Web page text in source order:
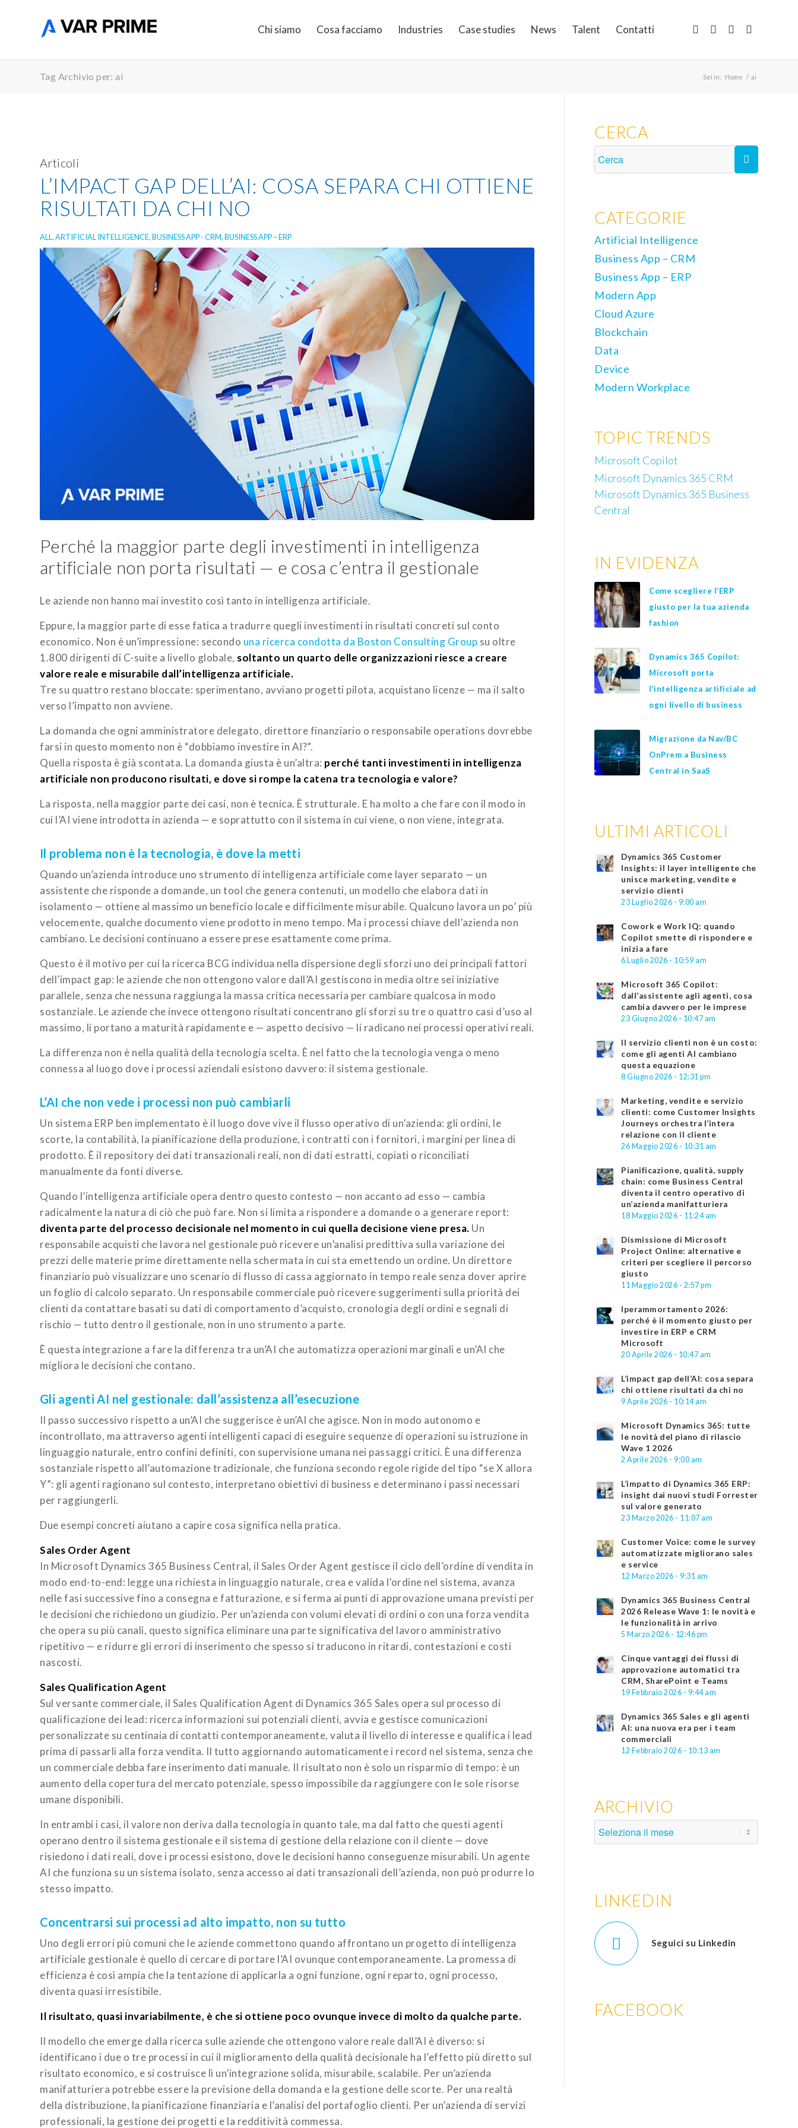
Chi siamo Cosa facciamo Industries Case studies News Talent Contatti
Tag Archivio per: ai Sei in: Home / ai
Articoli
L’IMPACT GAP DELL’AI: COSA SEPARA CHI OTTIENE
RISULTATI DA CHI NO
ALL,ARTIFICIAL INTELLIGENCE,BUSINESS APP - CRM,BUSINESS APP – ERP
Perché la maggior parte degli investimenti in intelligenza
artificiale non porta risultati — e cosa c’entra il gestionale
Le aziende non hanno mai investito così tanto in intelligenza artificiale.
Eppure, la maggior parte di esse fatica a tradurre quegli investimenti in risultati concreti sul conto
economico. Non è un’impressione: secondo una ricerca condotta da Boston Consulting Group su oltre
1.800 dirigenti di C-suite a livello globale, soltanto un quarto delle organizzazioni riesce a creare
valore reale e misurabile dall’intelligenza artificiale.
Tre su quattro restano bloccate: sperimentano, avviano progetti pilota, acquistano licenze — ma il salto
verso l’impatto non avviene.
La domanda che ogni amministratore delegato, direttore finanziario o responsabile operations dovrebbe
farsi in questo momento non è “dobbiamo investire in AI?”.
Quella risposta è già scontata. La domanda giusta è un’altra: perché tanti investimenti in intelligenza
artificiale non producono risultati, e dove si rompe la catena tra tecnologia e valore?
La risposta, nella maggior parte dei casi, non è tecnica. È strutturale. E ha molto a che fare con il modo in
cui l’AI viene introdotta in azienda — e soprattutto con il sistema in cui viene, o non viene, integrata.
Il problema non è la tecnologia, è dove la metti
Quando un’azienda introduce uno strumento di intelligenza artificiale come layer separato — un
assistente che risponde a domande, un tool che genera contenuti, un modello che elabora dati in
isolamento — ottiene al massimo un beneficio locale e difficilmente misurabile. Qualcuno lavora un po’ più
velocemente, qualche documento viene prodotto in meno tempo. Ma i processi chiave dell’azienda non
cambiano. Le decisioni continuano a essere prese esattamente come prima.
Questo è il motivo per cui la ricerca BCG individua nella dispersione degli sforzi uno dei principali fattori
dell’impact gap: le aziende che non ottengono valore dall’AI gestiscono in media oltre sei iniziative
parallele, senza che nessuna raggiunga la massa critica necessaria per cambiare qualcosa in modo
sostanziale. Le aziende che invece ottengono risultati concentrano gli sforzi su tre o quattro casi d’uso al
massimo, li portano a maturità rapidamente e — aspetto decisivo — li radicano nei processi operativi reali.
La differenza non è nella qualità della tecnologia scelta. È nel fatto che la tecnologia venga o meno
connessa al luogo dove i processi aziendali esistono davvero: il sistema gestionale.
L’AI che non vede i processi non può cambiarli
Un sistema ERP ben implementato è il luogo dove vive il flusso operativo di un’azienda: gli ordini, le
scorte, la contabilità, la pianificazione della produzione, i contratti con i fornitori, i margini per linea di
prodotto. È il repository dei dati transazionali reali, non di dati estratti, copiati o riconciliati
manualmente da fonti diverse.
Quando l’intelligenza artificiale opera dentro questo contesto — non accanto ad esso — cambia
radicalmente la natura di ciò che può fare. Non si limita a rispondere a domande o a generare report:
diventa parte del processo decisionale nel momento in cui quella decisione viene presa. Un
responsabile acquisti che lavora nel gestionale può ricevere un’analisi predittiva sulla variazione dei
prezzi delle materie prime direttamente nella schermata in cui sta emettendo un ordine. Un direttore
finanziario può visualizzare uno scenario di flusso di cassa aggiornato in tempo reale senza dover aprire
un foglio di calcolo separato. Un responsabile commerciale può ricevere suggerimenti sulla priorità dei
clienti da contattare basati su dati di comportamento d’acquisto, cronologia degli ordini e segnali di
rischio — tutto dentro il gestionale, non in uno strumento a parte.
È questa integrazione a fare la differenza tra un’AI che automatizza operazioni marginali e un’AI che
migliora le decisioni che contano.
Gli agenti AI nel gestionale: dall’assistenza all’esecuzione
Il passo successivo rispetto a un’AI che suggerisce è un’AI che agisce. Non in modo autonomo e
incontrollato, ma attraverso agenti intelligenti capaci di eseguire sequenze di operazioni su istruzione in
linguaggio naturale, entro confini definiti, con supervisione umana nei passaggi critici. È una differenza
sostanziale rispetto all’automazione tradizionale, che funziona secondo regole rigide del tipo “se X allora
Y”: gli agenti ragionano sul contesto, interpretano obiettivi di business e determinano i passi necessari
per raggiungerli.
Due esempi concreti aiutano a capire cosa significa nella pratica.
Sales Order Agent
In Microsoft Dynamics 365 Business Central, il Sales Order Agent gestisce il ciclo dell’ordine di vendita in
modo end-to-end: legge una richiesta in linguaggio naturale, crea e valida l’ordine nel sistema, avanza
nelle fasi successive fino a consegna e fatturazione, e si ferma ai punti di approvazione umana previsti per
le decisioni che richiedono un giudizio. Per un’azienda con volumi elevati di ordini o con una forza vendita
che opera su più canali, questo significa eliminare una parte significativa del lavoro amministrativo
ripetitivo — e ridurre gli errori di inserimento che spesso si traducono in ritardi, contestazioni e costi
nascosti.
Sales Qualification Agent
Sul versante commerciale, il Sales Qualification Agent di Dynamics 365 Sales opera sul processo di
qualificazione dei lead: ricerca informazioni sui potenziali clienti, avvia e gestisce comunicazioni
personalizzate su centinaia di contatti contemporaneamente, valuta il livello di interesse e qualifica i lead
prima di passarli alla forza vendita. Il tutto aggiornando automaticamente i record nel sistema, senza che
un commerciale debba fare inserimento dati manuale. Il risultato non è solo un risparmio di tempo: è un
aumento della copertura del mercato potenziale, spesso impossibile da raggiungere con le sole risorse
umane disponibili.
In entrambi i casi, il valore non deriva dalla tecnologia in quanto tale, ma dal fatto che questi agenti
operano dentro il sistema gestionale e il sistema di gestione della relazione con il cliente — dove
risiedono i dati reali, dove i processi esistono, dove le decisioni hanno conseguenze misurabili. Un agente
AI che funziona su un sistema isolato, senza accesso ai dati transazionali dell’azienda, non può produrre lo
stesso impatto.
Concentrarsi sui processi ad alto impatto, non su tutto
Uno degli errori più comuni che le aziende commettono quando affrontano un progetto di intelligenza
artificiale gestionale è quello di cercare di portare l’AI ovunque contemporaneamente. La promessa di
efficienza è così ampia che la tentazione di applicarla a ogni funzione, ogni reparto, ogni processo,
diventa quasi irresistibile.
Il risultato, quasi invariabilmente, è che si ottiene poco ovunque invece di molto da qualche parte.
Il modello che emerge dalla ricerca sulle aziende che ottengono valore reale dall’AI è diverso: si
identificano i due o tre processi in cui il miglioramento della qualità decisionale ha l’effetto più diretto sul
risultato economico, e si costruisce lì un’integrazione solida, misurabile, scalabile. Per un’azienda
manifatturiera potrebbe essere la previsione della domanda e la gestione delle scorte. Per una realtà
della distribuzione, la pianificazione finanziaria e l’analisi del portafoglio clienti. Per un’azienda di servizi
professionali, la gestione dei progetti e la redditività commessa.
CERCA
CATEGORIE
Artificial Intelligence
Business App – CRM
Business App – ERP
Modern App
Cloud Azure
Blockchain
Data
Device
Modern Workplace
TOPIC TRENDS
Microsoft Copilot
Microsoft Dynamics 365 CRM
Microsoft Dynamics 365 Business
Central
IN EVIDENZA
Come scegliere l’ERP
giusto per la tua azienda
fashion
Dynamics 365 Copilot:
Microsoft porta
l’intelligenza artificiale ad
ogni livello di business
Migrazione da Nav/BC
OnPrem a Business
Central in SaaS
ULTIMI ARTICOLI
Dynamics 365 Customer
Insights: il layer intelligente che
unisce marketing, vendite e
servizio clienti
23 Luglio 2026 - 9:00 am
Cowork e Work IQ: quando
Copilot smette di rispondere e
inizia a fare
6 Luglio 2026 - 10:59 am
Microsoft 365 Copilot:
dall’assistente agli agenti, cosa
cambia davvero per le imprese
23 Giugno 2026 - 10:47 am
Il servizio clienti non è un costo:
come gli agenti AI cambiano
questa equazione
8 Giugno 2026 - 12:31 pm
Marketing, vendite e servizio
clienti: come Customer Insights
Journeys orchestra l’intera
relazione con il cliente
26 Maggio 2026 - 10:31 am
Pianificazione, qualità, supply
chain: come Business Central
diventa il centro operativo di
un’azienda manifatturiera
18 Maggio 2026 - 11:24 am
Dismissione di Microsoft
Project Online: alternative e
criteri per scegliere il percorso
giusto
11 Maggio 2026 - 2:57 pm
Iperammortamento 2026:
perché è il momento giusto per
investire in ERP e CRM
Microsoft
20 Aprile 2026 - 10:47 am
L’impact gap dell’AI: cosa separa
chi ottiene risultati da chi no
9 Aprile 2026 - 10:14 am
Microsoft Dynamics 365: tutte
le novità del piano di rilascio
Wave 1 2026
2 Aprile 2026 - 9:00 am
L’impatto di Dynamics 365 ERP:
insight dai nuovi studi Forrester
sul valore generato
23 Marzo 2026 - 11:07 am
Customer Voice: come le survey
automatizzate migliorano sales
e service
12 Marzo 2026 - 9:31 am
Dynamics 365 Business Central
2026 Release Wave 1: le novità e
le funzionalità in arrivo
5 Marzo 2026 - 12:46 pm
Cinque vantaggi dei flussi di
approvazione automatici tra
CRM, SharePoint e Teams
19 Febbraio 2026 - 9:44 am
Dynamics 365 Sales e gli agenti
AI: una nuova era per i team
commerciali
12 Febbraio 2026 - 10:13 am
ARCHIVIO
LINKEDIN
Seguici su Linkedin
FACEBOOK